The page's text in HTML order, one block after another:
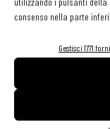
consenso nella parte
Gestisci 1771
LEGGI ANCHE